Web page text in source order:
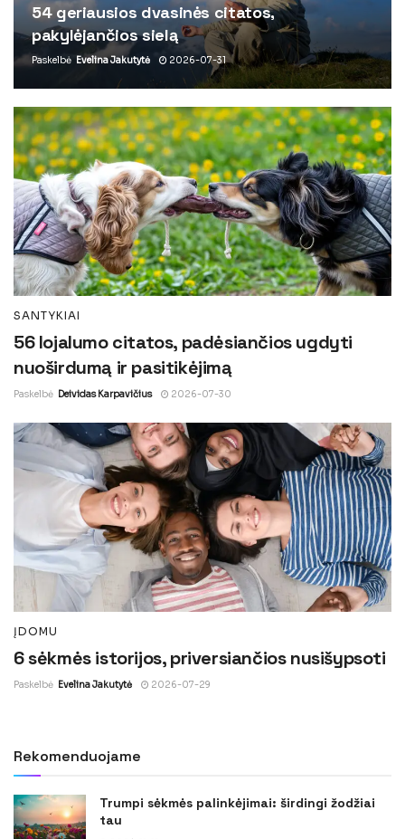
54 geriausios dvasinės citatos,
pakylėjančios sielą
Paskelbė Evelina Jakutytė 2026-07-31
SANTYKIAI
56 lojalumo citatos, padėsiančios ugdyti
nuoširdumą ir pasitikėjimą
Paskelbė Deividas Karpavičius 2026-07-30
ĮDOMU
6 sėkmės istorijos, priversiančios nusišypsoti
Paskelbė Evelina Jakutytė 2026-07-29
Rekomenduojame
Trumpi sėkmės palinkėjimai: širdingi žodžiai
tau